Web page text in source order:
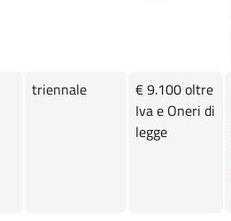
triennale
€ 9.100 oltre
Iva e Oneri di
legge